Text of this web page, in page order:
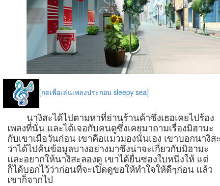
[กดเพื่อเล่นเพลงประกอบ sleepy sea]
นางิสะได้ไปตามหาที่ย่านร้านค้าซึ่งเธอเคยไปร้อง
เพลงที่นั่น และได้เจอกับคนดูซึ่งเคยมาถามเรื่องมิฮามะ
กับเขาเมื่อวันก่อน เขาคือแมวมองนั่นเอง เขาบอกนางิส
ว่าได้ไปค้นข้อมูลบางอย่างมาซึ่งน่าจะเกี่ยวกับมิฮามะ
และอยากให้นางิสะลองดู เขาได้ยื่นซองใบหนึ่งให้ แต่
ก็ได้บอกไว้ว่าก่อนที่จะเปิดดูขอให้ทำใจให้ดีๆก่อน แล้ว
เขาก็จากไป